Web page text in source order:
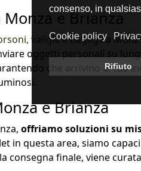
e Brianza
valigie e bagaglia
oggetti personali su
che arrivino al tuo
e Brianza
offriamo soluzioni su
in questa area, siamo
consegna finale, viene